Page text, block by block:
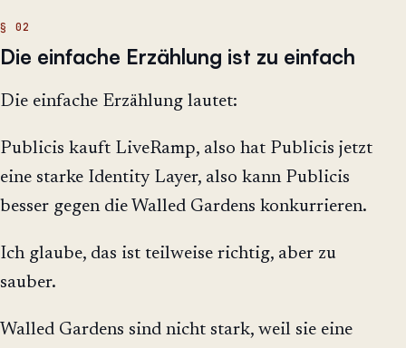
Die einfache Erzählung ist zu einfach
Die einfache Erzählung lautet:
Publicis kauft LiveRamp, also hat Publicis jetzt
eine starke Identity Layer, also kann Publicis
besser gegen die Walled Gardens konkurrieren.
Ich glaube, das ist teilweise richtig, aber zu
sauber.
Walled Gardens sind nicht stark, weil sie eine